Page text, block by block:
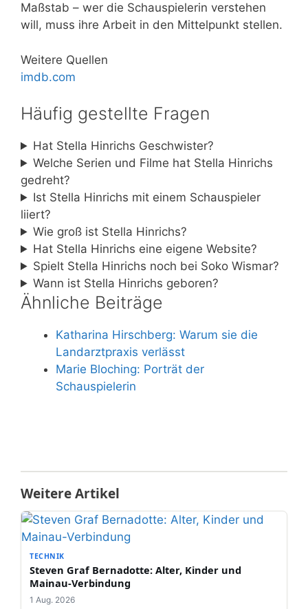
Maßstab – wer die Schauspielerin verstehen
will, muss ihre Arbeit in den Mittelpunkt stellen.
Weitere Quellen
imdb.com
Häufig gestellte Fragen
Hat Stella Hinrichs Geschwister?
Welche Serien und Filme hat Stella Hinrichs
gedreht?
Ist Stella Hinrichs mit einem Schauspieler
liiert?
Wie groß ist Stella Hinrichs?
Hat Stella Hinrichs eine eigene Website?
Spielt Stella Hinrichs noch bei Soko Wismar?
Wann ist Stella Hinrichs geboren?
Ähnliche Beiträge
Katharina Hirschberg: Warum sie die
Landarztpraxis verlässt
Marie Bloching: Porträt der
Schauspielerin
Weitere Artikel
TECHNIK
Steven Graf Bernadotte: Alter, Kinder und
Mainau-Verbindung
1 Aug. 2026